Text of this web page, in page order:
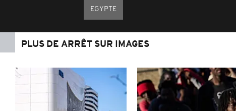
EGYPTE
PLUS DE ARRÊT SUR IMAGES